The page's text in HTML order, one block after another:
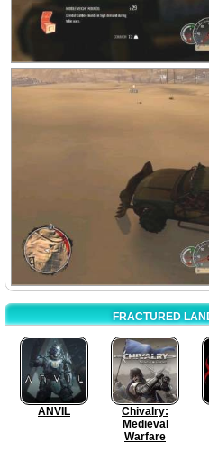
ANVIL
Chivalry:
Medieval
Warfare